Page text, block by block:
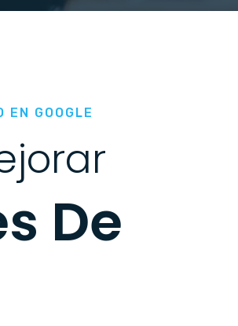
GOOGLE
De